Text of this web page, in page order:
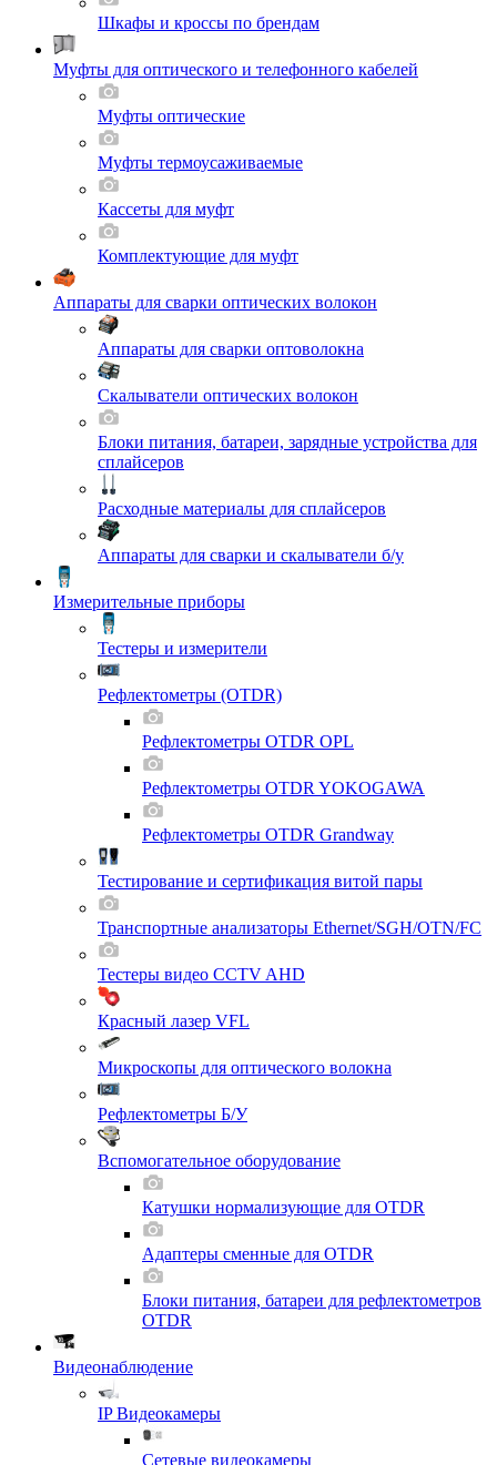
Шкафы и кроссы по брендам
Муфты для оптического и телефонного кабелей
Муфты оптические
Муфты термоусаживаемые
Кассеты для муфт
Комплектующие для муфт
Аппараты для сварки оптических волокон
Аппараты для сварки оптоволокна
Скалыватели оптических волокон
Блоки питания, батареи, зарядные устройства для
сплайсеров
Расходные материалы для сплайсеров
Аппараты для сварки и скалыватели б/у
Измерительные приборы
Тестеры и измерители
Рефлектометры (OTDR)
Рефлектометры OTDR OPL
Рефлектометры OTDR YOKOGAWA
Рефлектометры OTDR Grandway
Тестирование и сертификация витой пары
Транспортные анализаторы Ethernet/SGH/OTN/FC
Тестеры видео CCTV AHD
Красный лазер VFL
Микроскопы для оптического волокна
Рефлектометры Б/У
Вспомогательное оборудование
Катушки нормализующие для OTDR
Адаптеры сменные для OTDR
Блоки питания, батареи для рефлектометров
OTDR
Видеонаблюдение
IP Видеокамеры
Сетевые видеокамеры